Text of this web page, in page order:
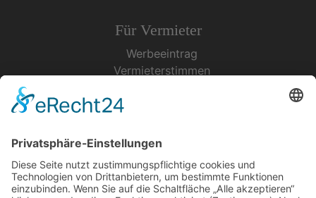
Für Vermieter
Werbeeintrag
Vermieterstimmen
Urlaubsservice
Bücher, Karten & CD's
Ihre Anreise